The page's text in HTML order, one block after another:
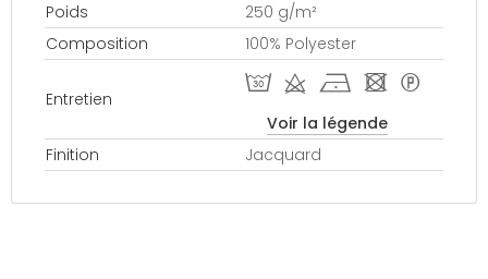
Poids
250 g/m²
Composition
100% Polyester
Entretien
T d h - *
Voir la légende
Finition
Jacquard